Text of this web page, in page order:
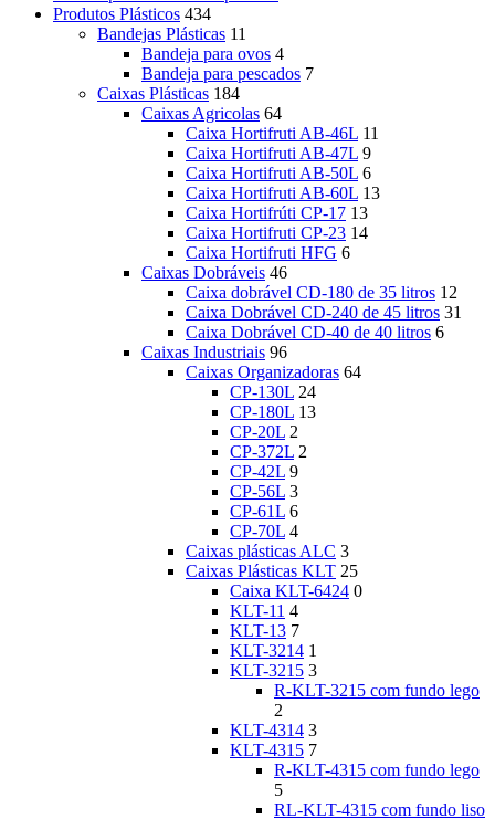
Produtos Plásticos 434
Bandejas Plásticas 11
Bandeja para ovos 4
Bandeja para pescados 7
Caixas Plásticas 184
Caixas Agricolas 64
Caixa Hortifruti AB-46L 11
Caixa Hortifruti AB-47L 9
Caixa Hortifruti AB-50L 6
Caixa Hortifruti AB-60L 13
Caixa Hortifrúti CP-17 13
Caixa Hortifruti CP-23 14
Caixa Hortifruti HFG 6
Caixas Dobráveis 46
Caixa dobrável CD-180 de 35 litros 12
Caixa Dobrável CD-240 de 45 litros 31
Caixa Dobrável CD-40 de 40 litros 6
Caixas Industriais 96
Caixas Organizadoras 64
CP-130L 24
CP-180L 13
CP-20L 2
CP-372L 2
CP-42L 9
CP-56L 3
CP-61L 6
CP-70L 4
Caixas plásticas ALC 3
Caixas Plásticas KLT 25
Caixa KLT-6424 0
KLT-11 4
KLT-13 7
KLT-3214 1
KLT-3215 3
R-KLT-3215 com fundo lego
2
KLT-4314 3
KLT-4315 7
R-KLT-4315 com fundo lego
5
RL-KLT-4315 com fundo liso